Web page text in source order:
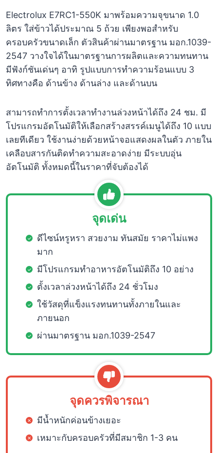
Electrolux E7RC1-550K มาพร้อมความจุขนาด 1.0
ลิตร ใส่ข้าวได้ประมาณ 5 ถ้วย เพียงพอสำหรับ
ครอบครัวขนาดเล็ก ตัวสินค้าผ่านมาตรฐาน มอก.1039-
2547 วางใจได้ในมาตรฐานการผลิตและความทนทาน
มีฟังก์ชันเด่นๆ อาทิ รูปแบบการทำความร้อนแบบ 3
ทิศทางคือ ด้านข้าง ด้านล่าง และด้านบน
สามารถทำการตั้งเวลาทำงานล่วงหน้าได้ถึง 24 ชม. มี
โปรแกรมอัตโนมัติให้เลือกสร้างสรรค์เมนูได้ถึง 10 แบบ
เลยทีเดียว ใช้งานง่ายด้วยหน้าจอแสดงผลในตัว ภายใน
เคลือบสารกันติดทำความสะอาดง่าย มีระบบอุ่น
อัตโนมัติ ทั้งหมดนี้ในราคาที่จับต้องได้
จุดเด่น
ดีไซน์หรูหรา สวยงาม ทันสมัย ราคาไม่แพง
มาก
มีโปรแกรมทำอาหารอัตโนมัติถึง 10 อย่าง
ตั้งเวลาล่วงหน้าได้ถึง 24 ชั่วโมง
ใช้วัสดุที่แข็งแรงทนทานทั้งภายในและ
ภายนอก
ผ่านมาตรฐาน มอก.1039-2547
จุดควรพิจารณา
มีน้ำหนักค่อนข้างเยอะ
เหมาะกับครอบครัวที่มีสมาชิก 1-3 คน